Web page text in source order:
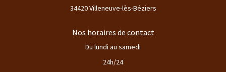
34420 Villeneuve-lès-Béziers
Nos horaires de contact
Du lundi au samedi
24h/24